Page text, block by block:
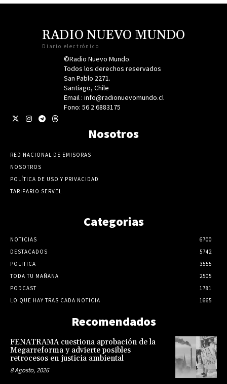
RADIO NUEVO MUNDO
Diario electrónico
©Radio Nuevo Mundo.
Todos los derechos reservados
San Pablo 2271.
Santiago, Chile
Email : info@radionuevomundo.cl
Fono: 56 2 6883175
Nosotros
RED NACIONAL DE EMISORAS
NOSOTROS
POLÍTICA DE USO Y PRIVACIDAD
TARIFARIO SERVEL
Categorias
NOTICIAS
6700
DESTACADOS
5742
POLITICA
3555
TODA TU MAÑANA
2505
PODCAST
1781
LO QUE HAY TRAS CADA NOTICIA
1665
Recomendados
FENATRAMA cuestiona aprobación de la
Megarreforma y advierte posibles
retrocesos en justicia ambiental
8 Agosto, 2026